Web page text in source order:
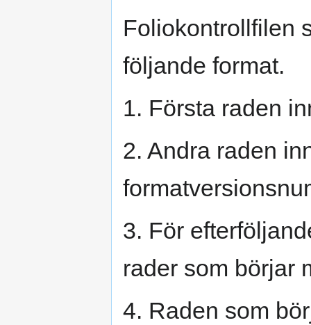
Foliokontrollfilen
följande format.
1. Första raden
2. Andra raden
3. För
rader som börjar
4. Raden som